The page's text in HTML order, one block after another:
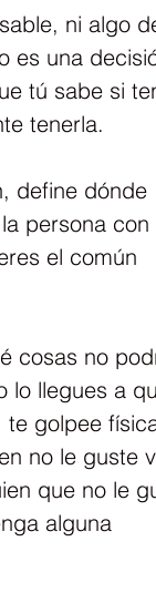
ni algo
es una
tú sabe si
tenerla.
define dónde
persona con
el común
cosas no
lo llegues a
te golpee
no le guste
que no le
alguna